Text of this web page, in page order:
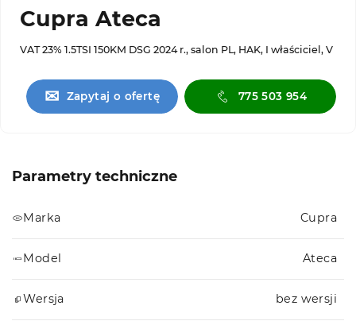
Cupra Ateca
VAT 23% 1.5TSI 150KM DSG 2024 r., salon PL, HAK, I właściciel, V
✉ Zapytaj o ofertę 775 503 954
Parametry techniczne
Marka Cupra
Model Ateca
Wersja bez wersji